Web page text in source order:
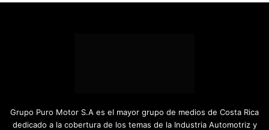
Grupo Puro Motor S.A es el mayor grupo de medios de Costa Rica
dedicado a la cobertura de los temas de la Industria Automotriz y